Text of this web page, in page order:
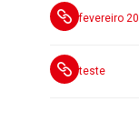
fevereiro
teste